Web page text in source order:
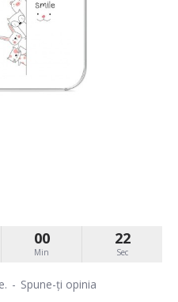
- Spune-ţi opinia
00
Min
22
Sec